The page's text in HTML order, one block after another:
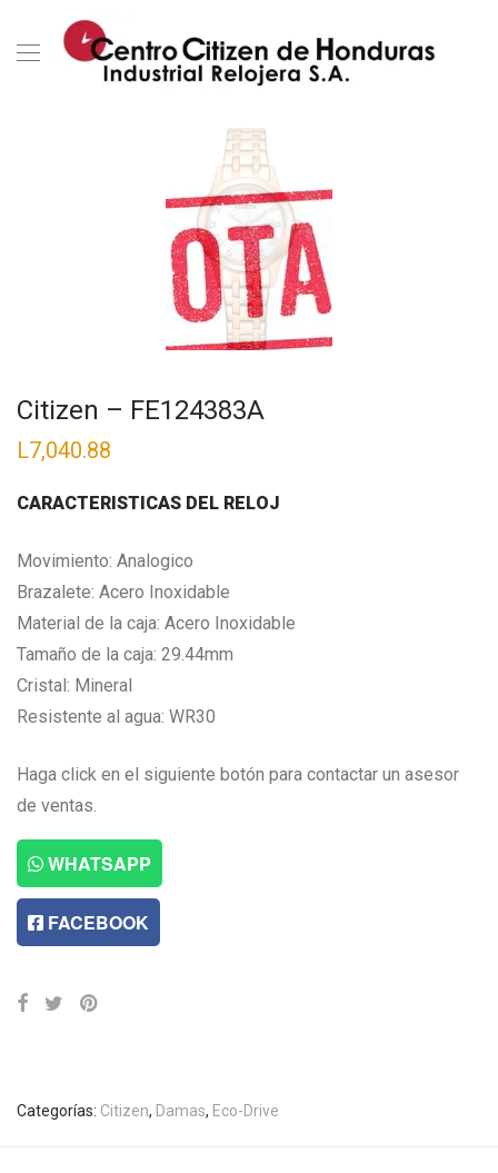
Citizen – FE124383A
L7,040.88
CARACTERISTICAS DEL RELOJ
Movimiento: Analogico
Brazalete: Acero Inoxidable
Material de la caja: Acero Inoxidable
Tamaño de la caja: 29.44mm
Cristal: Mineral
Resistente al agua: WR30
Haga click en el siguiente botón para contactar un asesor
de ventas.
WHATSAPP
FACEBOOK
Categorías: Citizen, Damas, Eco-Drive